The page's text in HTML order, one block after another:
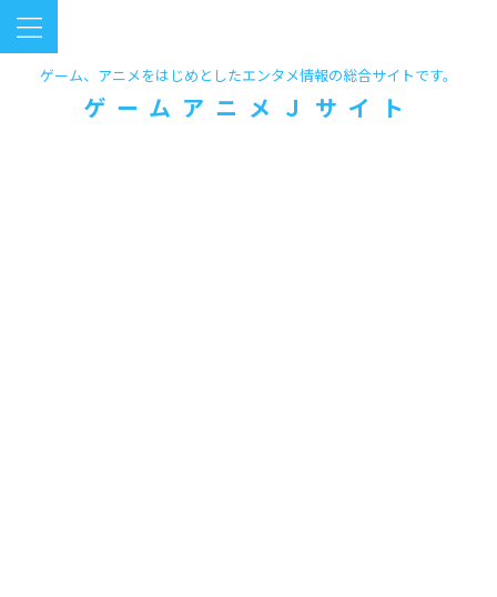
ゲーム、アニメをはじめとしたエンタメ情報の総合サイトです。
ゲームアニメＪサイト